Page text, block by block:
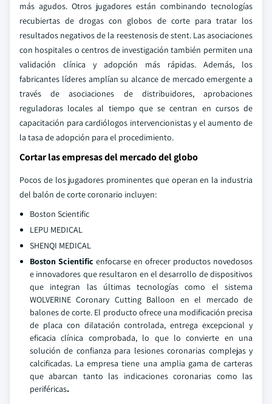
más agudos. Otros jugadores están combinando tecnologías
recubiertas de drogas con globos de corte para tratar los
resultados negativos de la reestenosis de stent. Las asociaciones
con hospitales o centros de investigación también permiten una
validación clínica y adopción más rápidas. Además, los
fabricantes líderes amplían su alcance de mercado emergente a
través de asociaciones de distribuidores, aprobaciones
reguladoras locales al tiempo que se centran en cursos de
capacitación para cardiólogos intervencionistas y el aumento de
la tasa de adopción para el procedimiento.
Cortar las empresas del mercado del globo
Pocos de los jugadores prominentes que operan en la industria
del balón de corte coronario incluyen:
Boston Scientific
LEPU MEDICAL
SHENQI MEDICAL
Boston Scientific enfocarse en ofrecer productos novedosos
e innovadores que resultaron en el desarrollo de dispositivos
que integran las últimas tecnologías como el sistema
WOLVERINE Coronary Cutting Balloon en el mercado de
balones de corte. El producto ofrece una modificación precisa
de placa con dilatación controlada, entrega excepcional y
eficacia clínica comprobada, lo que lo convierte en una
solución de confianza para lesiones coronarias complejas y
calcificadas. La empresa tiene una amplia gama de carteras
que abarcan tanto las indicaciones coronarias como las
periféricas.